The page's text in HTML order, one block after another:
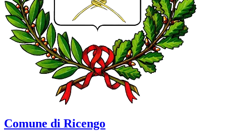
Comune di Ricengo